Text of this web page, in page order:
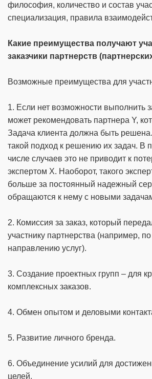
философия, количество и состав
специализация, правила
Какие преимущества получают
заказчики партнерств
Возможные преимущества для
1. Если нет возможности выполнить
может рекомендовать партнера Y,
Задача клиента должна быть
такой подход к решению их задач. В
числе случаев это не приводит к
экспертом Х. Наоборот, такого
больше за постоянный надежный
обращаются к нему с новыми
2. Комиссия за заказ, который
участнику партнерства (например,
направлению услуг).
3. Создание проектных групп – для
комплексных заказов.
4. Обмен опытом и деловыми
5. Развитие личного бренда.
6. Объединение усилий для
целей.